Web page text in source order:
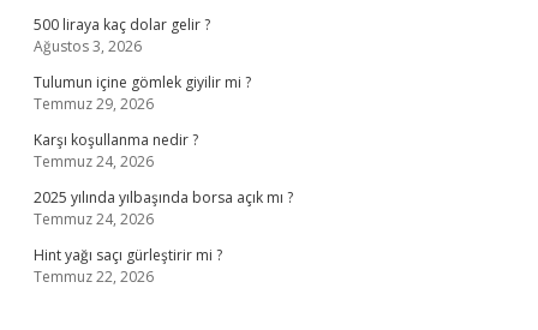
500 liraya kaç dolar gelir ?
Ağustos 3, 2026
Tulumun içine gömlek giyilir mi ?
Temmuz 29, 2026
Karşı koşullanma nedir ?
Temmuz 24, 2026
2025 yılında yılbaşında borsa açık mı ?
Temmuz 24, 2026
Hint yağı saçı gürleştirir mi ?
Temmuz 22, 2026